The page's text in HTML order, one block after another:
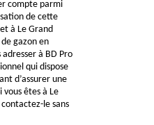
compte parmi
de cette
à Le Grand
gazon en
à BD Pro
qui dispose
d’assurer une
vous êtes à Le
le sans